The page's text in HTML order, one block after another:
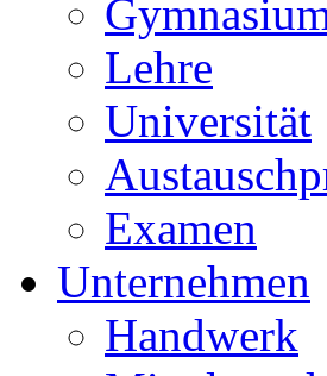
Lehre
Universität
Examen
Unternehmen
Handwerk